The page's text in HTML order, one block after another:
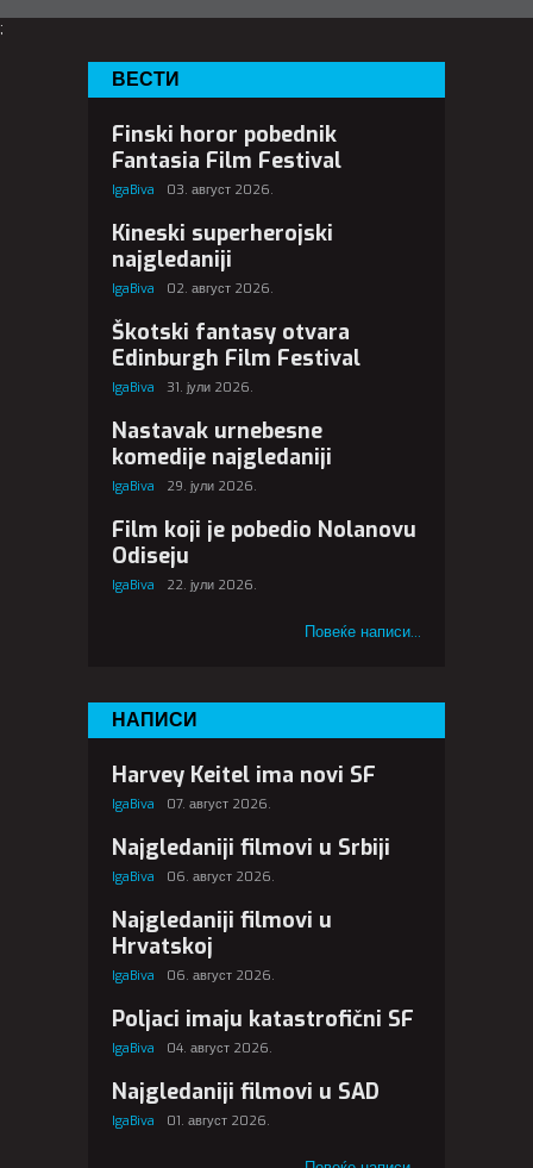
;
ВЕСТИ
Finski horor pobednik
Fantasia Film Festival
IgaBiva 03. август 2026.
Kineski superherojski
najgledaniji
IgaBiva 02. август 2026.
Škotski fantasy otvara
Edinburgh Film Festival
IgaBiva 31. јули 2026.
Nastavak urnebesne
komedije najgledaniji
IgaBiva 29. јули 2026.
Film koji je pobedio Nolanovu
Odiseju
IgaBiva 22. јули 2026.
Повеќе написи...
НАПИСИ
Harvey Keitel ima novi SF
IgaBiva 07. август 2026.
Najgledaniji filmovi u Srbiji
IgaBiva 06. август 2026.
Najgledaniji filmovi u
Hrvatskoj
IgaBiva 06. август 2026.
Poljaci imaju katastrofični SF
IgaBiva 04. август 2026.
Najgledaniji filmovi u SAD
IgaBiva 01. август 2026.